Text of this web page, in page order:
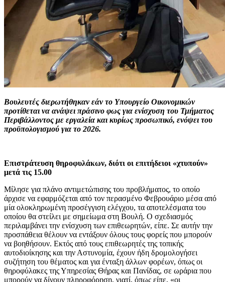
Βουλευτές διερωτήθηκαν εάν το Υπουργείο Οικονομικών
προτίθεται να ανάψει πράσινο φως για ενίσχυση του Τμήματος
Περιβάλλοντος με εργαλεία και κυρίως προσωπικό, ενόψει του
προϋπολογισμού για το 2026.
Επιστράτευση θηροφυλάκων, διότι οι επιτήδειοι «χτυπούν»
μετά τις 15.00
Μίλησε για πλάνο αντιμετώπισης του προβλήματος, το οποίο
άρχισε να εφαρμόζεται από τον περασμένο Φεβρουάριο μέσα από
μία ολοκληρωμένη προσέγγιση ελέγχου, τα αποτελέσματα του
οποίου θα στείλει με σημείωμα στη Βουλή. Ο σχεδιασμός
περιλαμβάνει την ενίσχυση των επιθεωρητών, είπε. Σε αυτήν την
προσπάθεια θέλουν να εντάξουν όλους τους φορείς που μπορούν
να βοηθήσουν. Εκτός από τους επιθεωρητές της τοπικής
αυτοδιοίκησης και την Αστυνομία, έχουν ήδη δρομολογήσει
συζήτηση του θέματος και για ένταξη άλλων φορέων, όπως οι
θηροφύλακες της Υπηρεσίας Θήρας και Πανίδας, σε ωράρια που
μπορούν να δίνουν πληροφόρηση, γιατί, όπως είπε, «οι